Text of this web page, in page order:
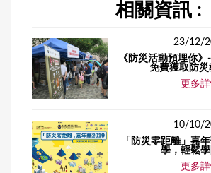
相關資訊 :
23/12/
《防災活動預埋你》
免費獲取防災
更多
10/10/
「防災零距離」嘉
學，輕鬆學
更多